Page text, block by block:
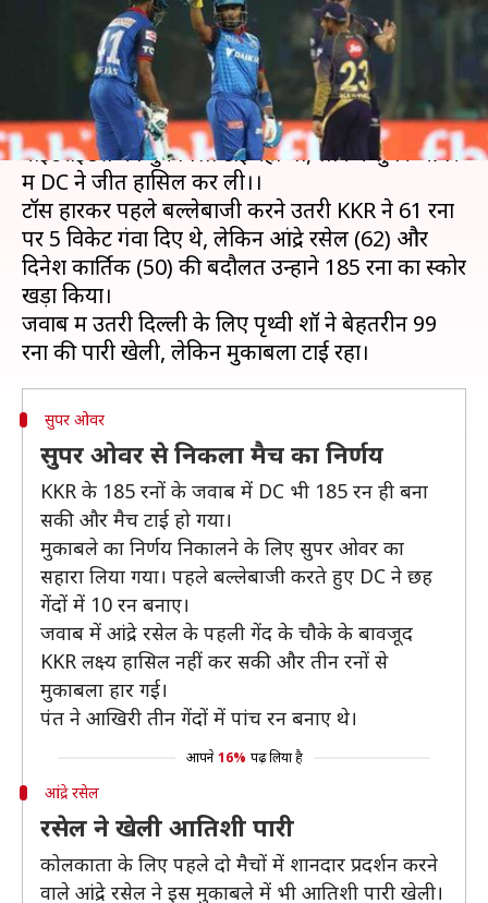
Neeraj Pandey Mar 31, 2019 12:23 am
क्या है खबर?
IPL के 10वें मुकाबले में दिल्ली कैपिटल्स और कोलकाता
नाइटराइडर्स का मुकाबला टाई रहा था, लेकिन सुपर ओवर
में DC ने जीत हासिल कर ली।।
टॉस हारकर पहले बल्लेबाजी करने उतरी KKR ने 61 रनों
पर 5 विकेट गंवा दिए थे, लेकिन आंद्रे रसेल (62) और
दिनेश कार्तिक (50) की बदौलत उन्होंने 185 रनों का स्कोर
खड़ा किया।
जवाब में उतरी दिल्ली के लिए पृथ्वी शॉ ने बेहतरीन 99
सुपर ओवर
सुपर ओवर से निकला मैच का निर्णय
KKR के 185 रनों के जवाब में DC भी 185 रन ही बना
सकी और मैच टाई हो गया।
मुकाबले का निर्णय निकालने के लिए सुपर ओवर का
सहारा लिया गया। पहले बल्लेबाजी करते हुए DC ने छह
गेंदों में 10 रन बनाए।
जवाब में आंद्रे रसेल के पहली गेंद के चौके के बावजूद
KKR लक्ष्य हासिल नहीं कर सकी और तीन रनों से
मुकाबला हार गई।
पंत ने आखिरी तीन गेंदों में पांच रन बनाए थे।
आपने 16% पढ़ लिया है
आंद्रे रसेल
रसेल ने खेली आतिशी पारी
कोलकाता के लिए पहले दो मैचों में शानदार प्रदर्शन करने
वाले आंद्रे रसेल ने इस मुकाबले में भी आतिशी पारी खेली।